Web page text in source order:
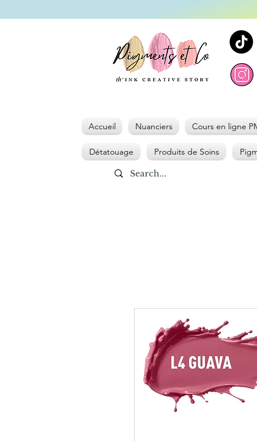
Accueil Nuanciers Cours en ligne
Détatouage Produits de Soins